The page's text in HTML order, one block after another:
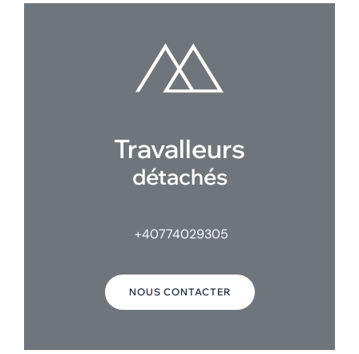
Travalleurs
détachés
+40774029305
NOUS CONTACTER